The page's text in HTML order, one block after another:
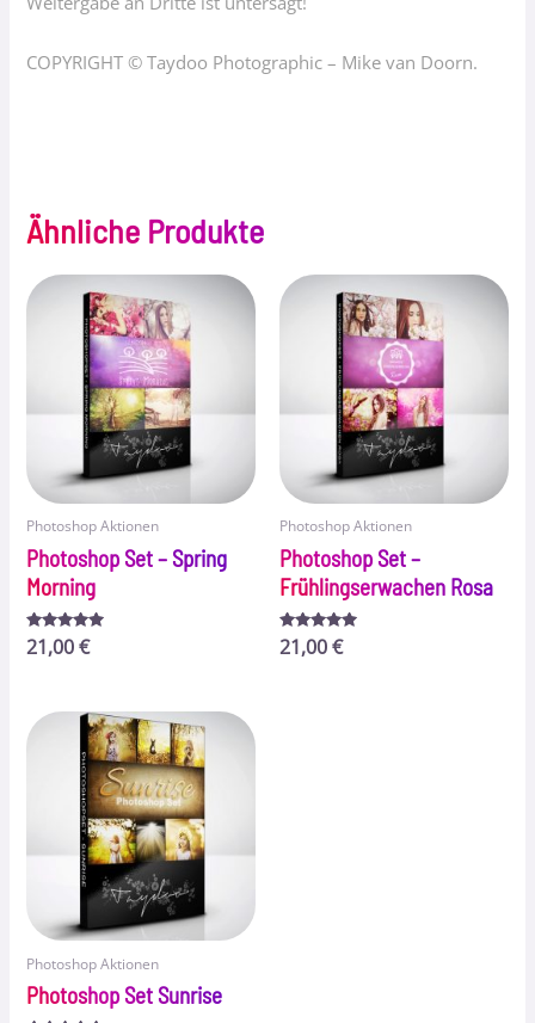
COPYRIGHT © Taydoo Photographic – Mike van Doorn.
Ähnliche Produkte
Photoshop Aktionen
Photoshop Set – Spring
Morning
Bewertet
mit
21,00€
Photoshop Aktionen
Photoshop Set –
Frühlingserwachen Rosa
Bewertet
mit
21,00€
Photoshop Aktionen
Photoshop Set Sunrise